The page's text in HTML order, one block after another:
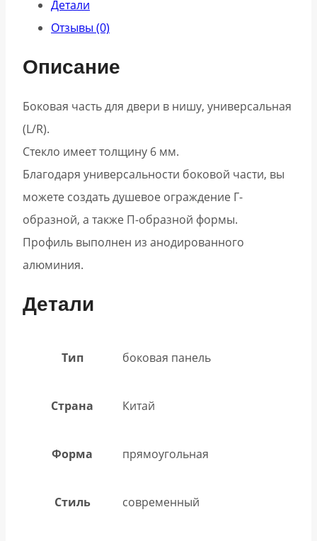
Детали
Отзывы (0)
Описание
Боковая часть для двери в нишу, универсальная
(L/R).
Стекло имеет толщину 6 мм.
Благодаря универсальности боковой части, вы
можете создать душевое ограждение Г-
образной, а также П-образной формы.
Профиль выполнен из анодированного
алюминия.
Детали
Тип боковая панель
Страна Китай
Форма прямоугольная
Стиль современный